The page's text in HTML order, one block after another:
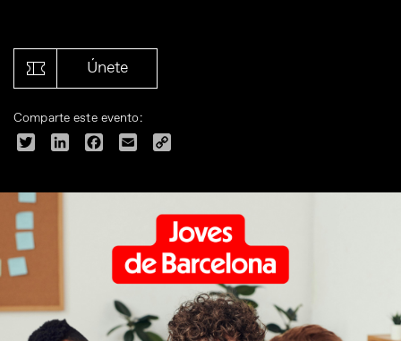
Únete
Comparte este evento:
Twitter LinkedInFacebook
Email